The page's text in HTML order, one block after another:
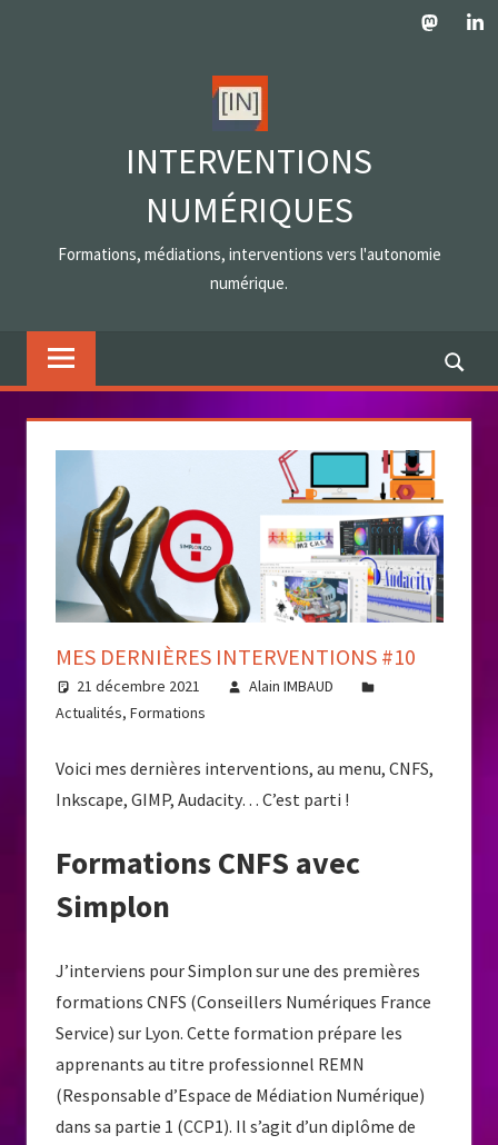
INTERVENTIONS
NUMÉRIQUES
Formations, médiations, interventions vers l'autonomie
numérique.
MES DERNIÈRES INTERVENTIONS #10
21 décembre 2021
Alain IMBAUD
Actualités, Formations
Voici mes dernières interventions, au menu, CNFS,
Inkscape, GIMP, Audacity… C’est parti !
Formations CNFS avec
Simplon
J’interviens pour Simplon sur une des premières
formations CNFS (Conseillers Numériques France
Service) sur Lyon. Cette formation prépare les
apprenants au titre professionnel REMN
(Responsable d’Espace de Médiation Numérique)
dans sa partie 1 (CCP1). Il s’agit d’un diplôme de